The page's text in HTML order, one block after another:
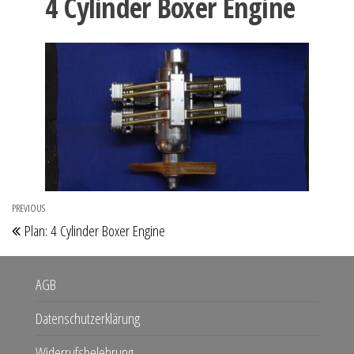
4 Cylinder Boxer Engine
Beitragsnavigation
Previous
Post
PREVIOUS
Plan: 4 Cylinder Boxer Engine
AGB
Datenschutzerklärung